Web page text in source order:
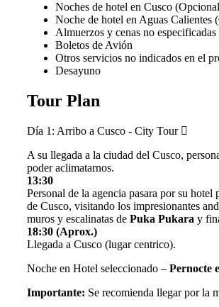
Noches de hotel en Cusco
Noche de hotel en Aguas Calientes
Almuerzos y cenas no
Boletos de Avión
Otros servicios no indicados en el
Desayuno
Tour Plan
Día 1: Arribo a Cusco - City Tour
A su llegada a la ciudad del Cusco,
poder aclimatarnos.
13:30
Personal de la agencia pasara por su
de Cusco, visitando los impresionantes
muros y escalinatas de Puka Pukara y
18:30 (Aprox.)
Llegada a Cusco (lugar centrico).
Noche en Hotel seleccionado – Pernocte
Importante: Se recomienda llegar por la